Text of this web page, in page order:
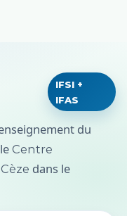
IFSI +
IFAS
du
Centre
dans le